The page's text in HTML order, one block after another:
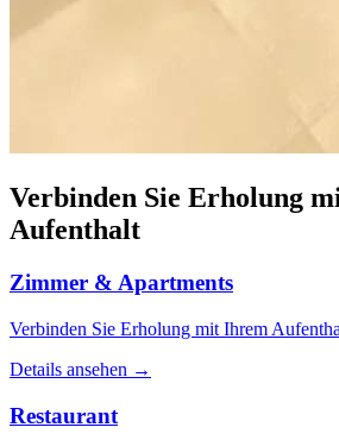
Verbinden Sie Erholung
Aufenthalt
Zimmer & Apartments
Verbinden Sie Erholung mit Ihrem
Details ansehen →
Restaurant